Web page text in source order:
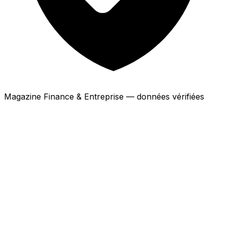
Magazine Finance & Entreprise — données vérifiées